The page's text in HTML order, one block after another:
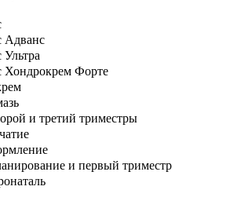
Адванс
Ультра
Хондрокрем Форте
и третий триместры
и первый триместр